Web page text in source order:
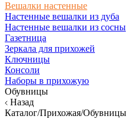
Вешалки настенные
Настенные вешалки из дуба
Настенные вешалки из сосны
Газетница
Зеркала для прихожей
Ключницы
Консоли
Наборы в прихожую
Обувницы
Назад
Каталог/Прихожая/Обувницы